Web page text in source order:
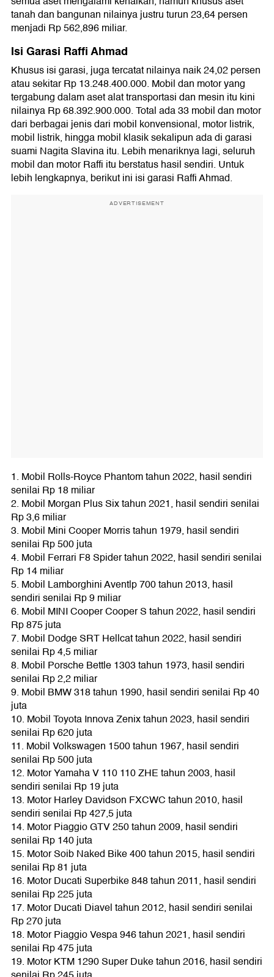
tanah dan bangunan nilainya justru turun 23,64 persen
menjadi Rp 562,896 miliar.
Isi Garasi Raffi Ahmad
Khusus isi garasi, juga tercatat nilainya naik 24,02 persen
atau sekitar Rp 13.248.400.000. Mobil dan motor yang
tergabung dalam aset alat transportasi dan mesin itu kini
nilainya Rp 68.392.900.000. Total ada 33 mobil dan motor
dari berbagai jenis dari mobil konvensional, motor listrik,
mobil listrik, hingga mobil klasik sekalipun ada di garasi
suami Nagita Slavina itu. Lebih menariknya lagi, seluruh
mobil dan motor Raffi itu berstatus hasil sendiri. Untuk
lebih lengkapnya, berikut ini isi garasi Raffi Ahmad.
ADVERTISEMENT
1. Mobil Rolls-Royce Phantom tahun 2022, hasil sendiri
senilai Rp 18 miliar
2. Mobil Morgan Plus Six tahun 2021, hasil sendiri senilai
Rp 3,6 miliar
3. Mobil Mini Cooper Morris tahun 1979, hasil sendiri
senilai Rp 500 juta
4. Mobil Ferrari F8 Spider tahun 2022, hasil sendiri senilai
Rp 14 miliar
5. Mobil Lamborghini Aventlp 700 tahun 2013, hasil
sendiri senilai Rp 9 miliar
6. Mobil MINI Cooper Cooper S tahun 2022, hasil sendiri
Rp 875 juta
7. Mobil Dodge SRT Hellcat tahun 2022, hasil sendiri
senilai Rp 4,5 miliar
8. Mobil Porsche Bettle 1303 tahun 1973, hasil sendiri
senilai Rp 2,2 miliar
9. Mobil BMW 318 tahun 1990, hasil sendiri senilai Rp 40
juta
10. Mobil Toyota Innova Zenix tahun 2023, hasil sendiri
senilai Rp 620 juta
11. Mobil Volkswagen 1500 tahun 1967, hasil sendiri
senilai Rp 500 juta
12. Motor Yamaha V 110 110 ZHE tahun 2003, hasil
sendiri senilai Rp 19 juta
13. Motor Harley Davidson FXCWC tahun 2010, hasil
sendiri senilai Rp 427,5 juta
14. Motor Piaggio GTV 250 tahun 2009, hasil sendiri
senilai Rp 140 juta
15. Motor Soib Naked Bike 400 tahun 2015, hasil sendiri
senilai Rp 81 juta
16. Motor Ducati Superbike 848 tahun 2011, hasil sendiri
senilai Rp 225 juta
17. Motor Ducati Diavel tahun 2012, hasil sendiri senilai
Rp 270 juta
18. Motor Piaggio Vespa 946 tahun 2021, hasil sendiri
senilai Rp 475 juta
19. Motor KTM 1290 Super Duke tahun 2016, hasil sendiri